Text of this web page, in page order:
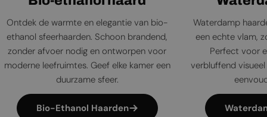
Ontdek de warmte en elegantie van bio-
ethanol sfeerhaarden. Schoon brandend,
zonder afvoer nodig en ontworpen voor
moderne leefruimtes. Geef elke kamer een
duurzame sfeer.
Bio-Ethanol Haarden
Waterdamp
een echte vlam,
Perfect voor
verbluffend